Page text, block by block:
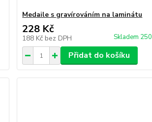
Medaile s gravírováním na laminátu
228 Kč
188 Kč bez DPH Skladem 250
Přidat do košíku